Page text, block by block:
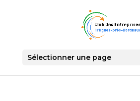
Sélectionner une page